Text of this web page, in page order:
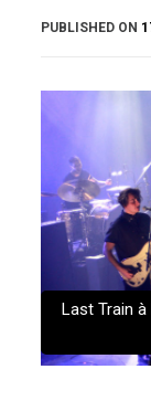
PUBLISHED ON
Last Train